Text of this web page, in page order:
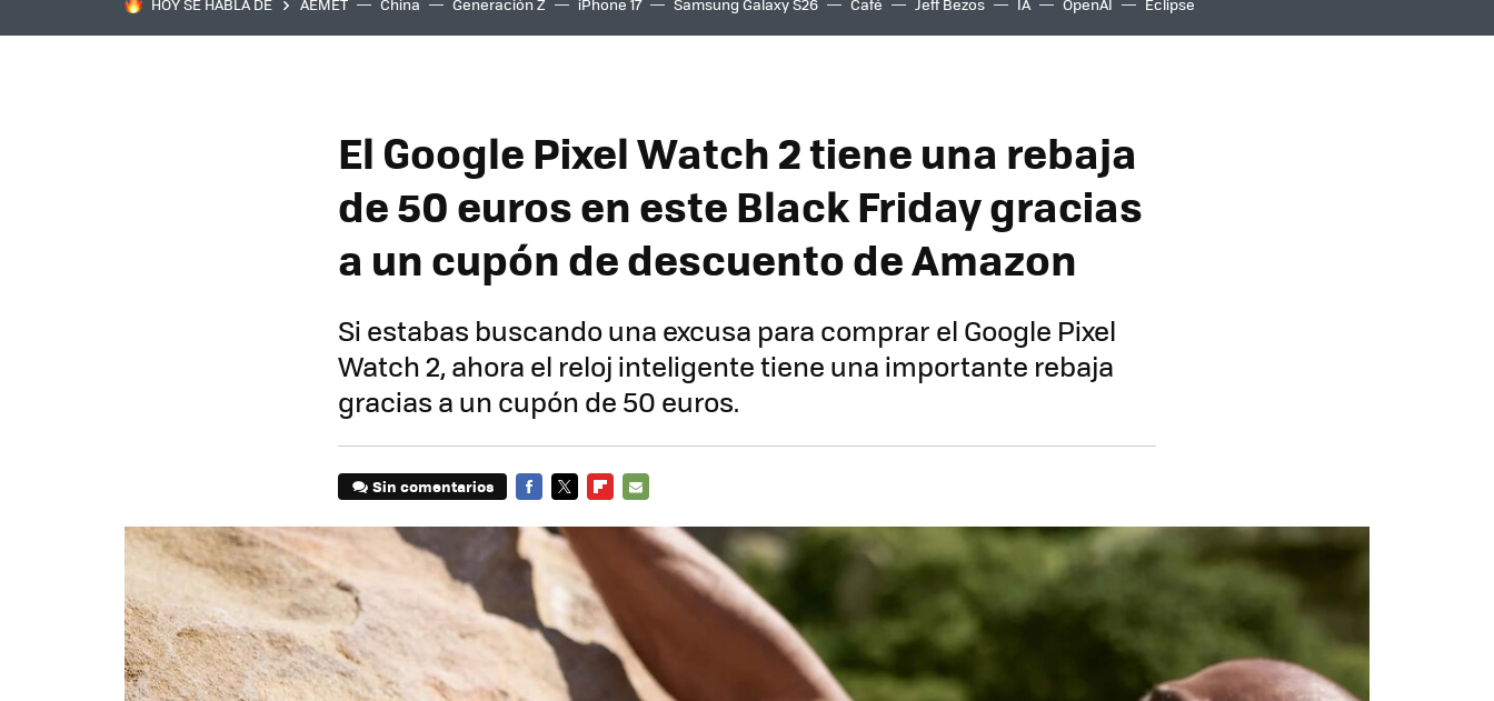
El Google Pixel Watch 2 tiene una rebaja
de 50 euros en este Black Friday gracias
a un cupón de descuento de Amazon
Si estabas buscando una excusa para comprar el Google Pixel
Watch 2, ahora el reloj inteligente tiene una importante rebaja
gracias a un cupón de 50 euros.
Sin comentarios
MAIL